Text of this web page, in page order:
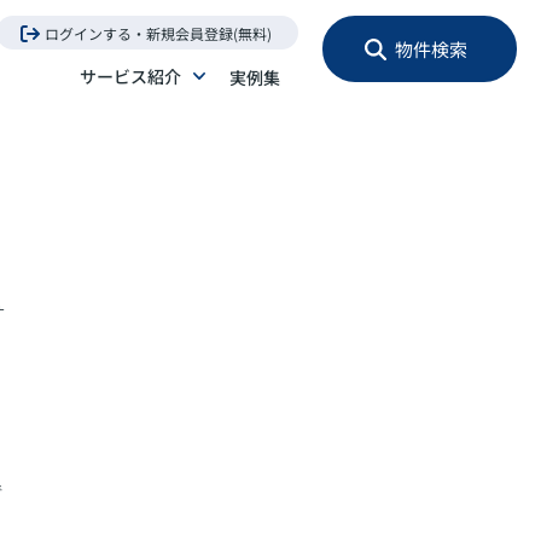
ログインする・新規会員登録(無料)
サービス紹介 実例集
物件検索